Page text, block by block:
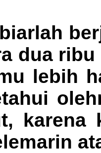
dua
lebih
karena